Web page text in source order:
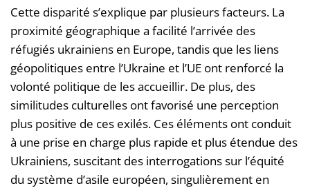
Cette disparité s’explique par plusieurs facteurs. La
proximité géographique a facilité l’arrivée des
réfugiés ukrainiens en Europe, tandis que les liens
géopolitiques entre l’Ukraine et l’UE ont renforcé la
volonté politique de les accueillir. De plus, des
similitudes culturelles ont favorisé une perception
plus positive de ces exilés. Ces éléments ont conduit
à une prise en charge plus rapide et plus étendue des
Ukrainiens, suscitant des interrogations sur l’équité
du système d’asile européen, singulièrement en